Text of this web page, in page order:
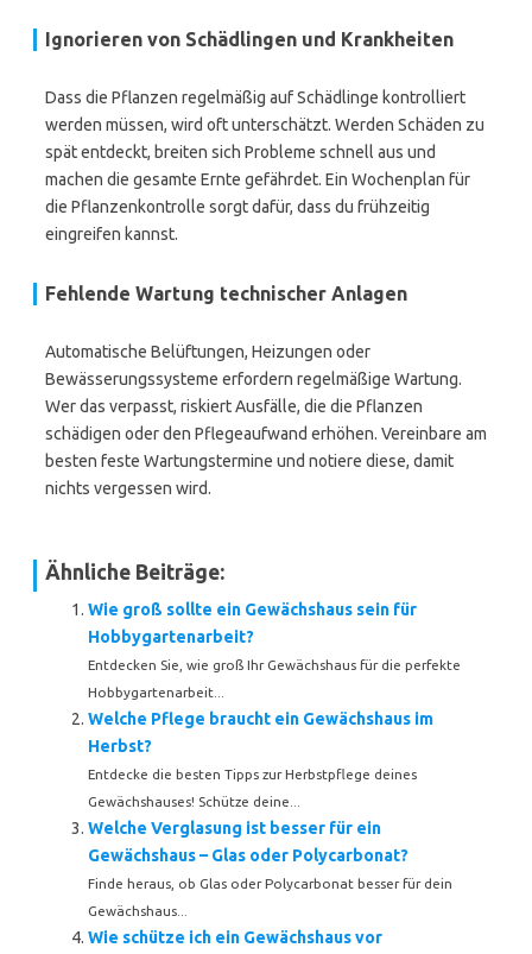
Ignorieren von Schädlingen und Krankheiten
Dass die Pflanzen regelmäßig auf Schädlinge kontrolliert
werden müssen, wird oft unterschätzt. Werden Schäden zu
spät entdeckt, breiten sich Probleme schnell aus und
machen die gesamte Ernte gefährdet. Ein Wochenplan für
die Pflanzenkontrolle sorgt dafür, dass du frühzeitig
eingreifen kannst.
Fehlende Wartung technischer Anlagen
Automatische Belüftungen, Heizungen oder
Bewässerungssysteme erfordern regelmäßige Wartung.
Wer das verpasst, riskiert Ausfälle, die die Pflanzen
schädigen oder den Pflegeaufwand erhöhen. Vereinbare am
besten feste Wartungstermine und notiere diese, damit
nichts vergessen wird.
Ähnliche Beiträge:
Wie groß sollte ein Gewächshaus sein für
Hobbygartenarbeit?
Entdecken Sie, wie groß Ihr Gewächshaus für die perfekte
Hobbygartenarbeit...
Welche Pflege braucht ein Gewächshaus im
Herbst?
Entdecke die besten Tipps zur Herbstpflege deines
Gewächshauses! Schütze deine...
Welche Verglasung ist besser für ein
Gewächshaus – Glas oder Polycarbonat?
Finde heraus, ob Glas oder Polycarbonat besser für dein
Gewächshaus...
Wie schütze ich ein Gewächshaus vor